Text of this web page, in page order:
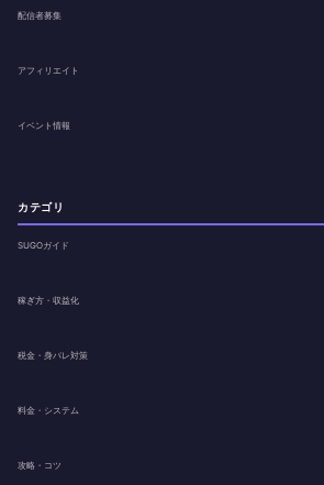
配信者募集
アフィリエイト
イベント情報
カテゴリ
SUGOガイド
稼ぎ方・収益化
税金・身バレ対策
料金・システム
攻略・コツ